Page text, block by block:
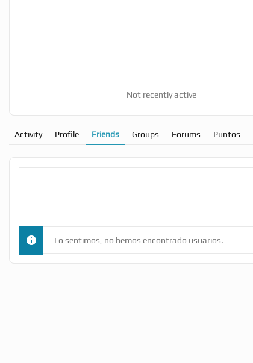
Not recently active
Activity Profile Friends Groups Forums Puntos
Lo sentimos, no hemos encontrado usuarios.